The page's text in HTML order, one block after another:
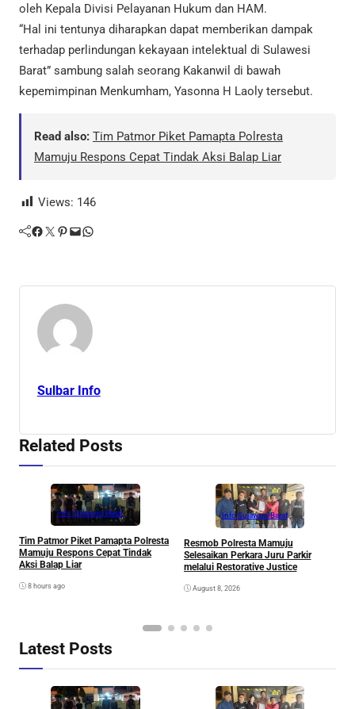
oleh Kepala Divisi Pelayanan Hukum dan HAM.
“Hal ini tentunya diharapkan dapat memberikan dampak
terhadap perlindungan kekayaan intelektual di Sulawesi
Barat” sambung salah seorang Kakanwil di bawah
kepemimpinan Menkumham, Yasonna H Laoly tersebut.
Read also: Tim Patmor Piket Pamapta Polresta
Mamuju Respons Cepat Tindak Aksi Balap Liar
Views: 146
Facebook Twitter Pinterest Mail WhatsApp
Sulbar Info
Related Posts
Info Sulawesi Barat
Tim Patmor Piket Pamapta Polresta
Mamuju Respons Cepat Tindak
Aksi Balap Liar
8 hours ago
Info Sulawesi Barat
Resmob Polresta Mamuju
Selesaikan Perkara Juru Parkir
melalui Restorative Justice
August 8, 2026
Latest Posts